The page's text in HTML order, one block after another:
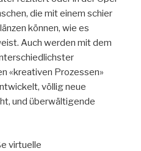
die mit einem schier
können, wie es
Auch werden mit dem
«kreativen Prozessen»
völlig neue
und überwältigende
virtuelle